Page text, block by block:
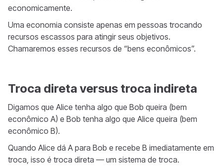
economicamente.
Uma economia consiste apenas em pessoas trocando
recursos escassos para atingir seus objetivos.
Chamaremos esses recursos de “bens econômicos”.
Troca direta versus troca indireta
Digamos que Alice tenha algo que Bob queira (bem
econômico A) e Bob tenha algo que Alice queira (bem
econômico B).
Quando Alice dá A para Bob e recebe B imediatamente em
troca, isso é troca direta — um sistema de troca.